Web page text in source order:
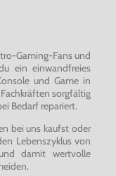
Gaming-Fans und
ein einwandfreies
und Game in
sorgfältig
Bedarf repariert.
bei uns kaufst oder
Lebenszyklus von
damit wertvolle